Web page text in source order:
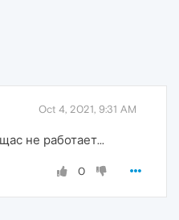
Oct 4, 2021, 9:31 AM
не работает...
0